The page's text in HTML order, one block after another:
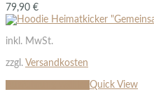
79,90 €
inkl. MwSt.
zzgl. Versandkosten
Quick View